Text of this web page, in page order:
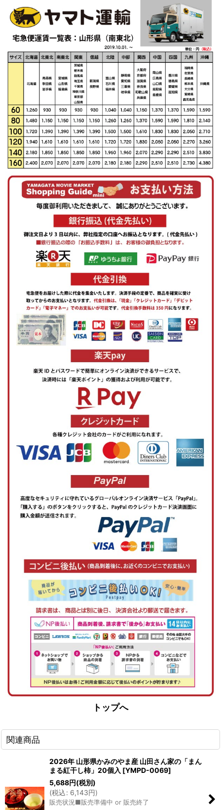
トップへ
関連商品
2026年 山形県かみのやま産 山田さん家の「まん
まる紅干し柿」20個入 [YMPD-0069]
5,688円(税別)
(税込: 6,143円)
販売状況■販売準備中 or 販売終了